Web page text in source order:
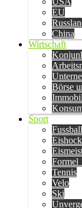
EU
China
Wirtschaft
Börse
Sport
Fussball
Formel
Tennis
Velo
Ski